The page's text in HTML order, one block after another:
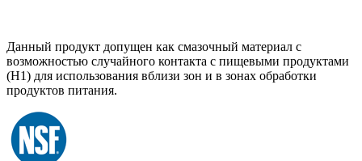
Данный продукт допущен как смазочный материал с
возможностью случайного контакта с пищевыми продуктами
(Н1) для использования вблизи зон и в зонах обработки
продуктов питания.